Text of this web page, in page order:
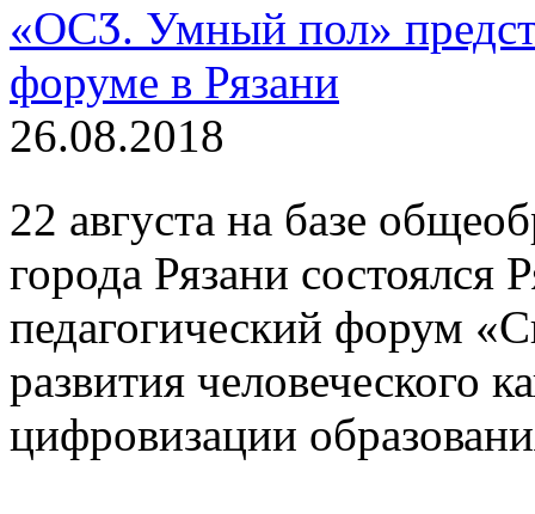
«ОСӠ. Умный пол»
форуме в Рязани
26.08.2018
22 августа на базе
города Рязани состоялся
педагогический форум
развития человеческого
цифровизации